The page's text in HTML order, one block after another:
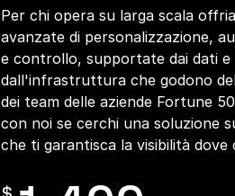
Per chi opera su larga scala
avanzate di personalizzazione,
e controllo, supportate dai dati e
dall'infrastruttura che godono
dei team delle aziende Fortune
con noi se cerchi una soluzione
che ti garantisca la visibilità dove